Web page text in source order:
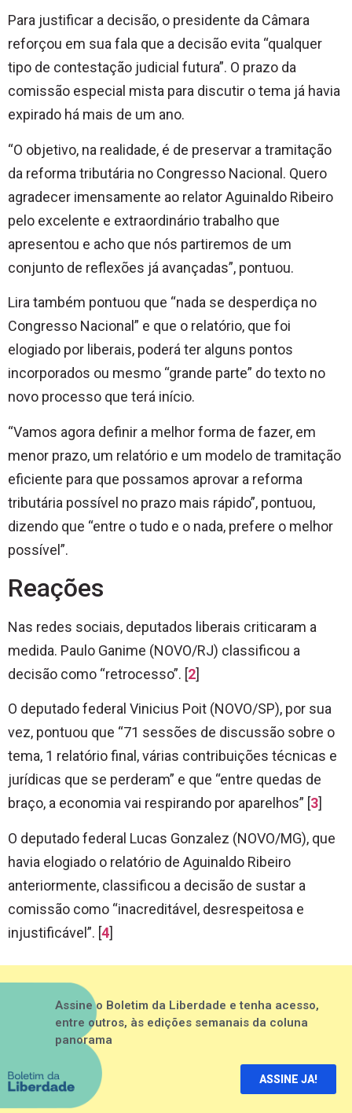
Para justificar a decisão, o presidente da Câmara
reforçou em sua fala que a decisão evita “qualquer
tipo de contestação judicial futura”. O prazo da
comissão especial mista para discutir o tema já havia
expirado há mais de um ano.
“O objetivo, na realidade, é de preservar a tramitação
da reforma tributária no Congresso Nacional. Quero
agradecer imensamente ao relator Aguinaldo Ribeiro
pelo excelente e extraordinário trabalho que
apresentou e acho que nós partiremos de um
conjunto de reflexões já avançadas”, pontuou.
Lira também pontuou que “nada se desperdiça no
Congresso Nacional” e que o relatório, que foi
elogiado por liberais, poderá ter alguns pontos
incorporados ou mesmo “grande parte” do texto no
novo processo que terá início.
“Vamos agora definir a melhor forma de fazer, em
menor prazo, um relatório e um modelo de tramitação
eficiente para que possamos aprovar a reforma
tributária possível no prazo mais rápido”, pontuou,
dizendo que “entre o tudo e o nada, prefere o melhor
possível”.
Reações
Nas redes sociais, deputados liberais criticaram a
medida. Paulo Ganime (NOVO/RJ) classificou a
decisão como “retrocesso”. [2]
O deputado federal Vinicius Poit (NOVO/SP), por sua
vez, pontuou que “71 sessões de discussão sobre o
tema, 1 relatório final, várias contribuições técnicas e
jurídicas que se perderam” e que “entre quedas de
braço, a economia vai respirando por aparelhos” [3]
O deputado federal Lucas Gonzalez (NOVO/MG), que
havia elogiado o relatório de Aguinaldo Ribeiro
anteriormente, classificou a decisão de sustar a
comissão como “inacreditável, desrespeitosa e
injustificável”. [4]
Assine o Boletim da Liberdade e tenha acesso,
entre outros, às edições semanais da coluna
panorama
ASSINE JA!